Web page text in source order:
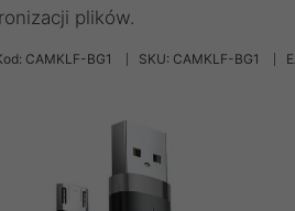
plików.
CAMKLF-BG1 SKU: CAMKLF-BG1